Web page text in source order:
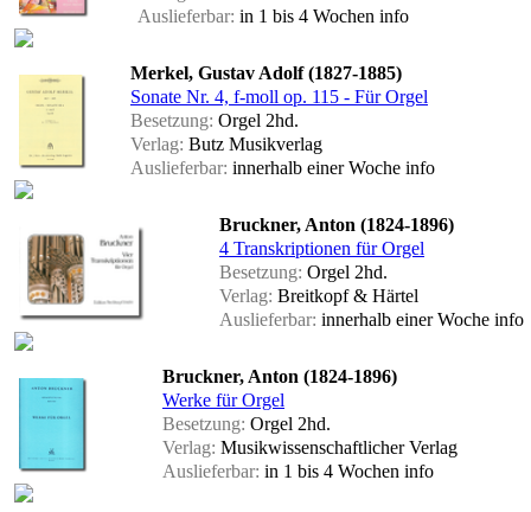
Auslieferbar: in 1 bis 4 Wochen info
Merkel, Gustav Adolf (1827-1885)
Sonate Nr. 4, f-moll op. 115 - Für Orgel
Besetzung: Orgel 2hd.
Verlag: Butz Musikverlag
Auslieferbar: innerhalb einer Woche info
Bruckner, Anton (1824-1896)
4 Transkriptionen für Orgel
Besetzung: Orgel 2hd.
Verlag: Breitkopf & Härtel
Auslieferbar: innerhalb einer Woche info
Bruckner, Anton (1824-1896)
Werke für Orgel
Besetzung: Orgel 2hd.
Verlag: Musikwissenschaftlicher Verlag
Auslieferbar: in 1 bis 4 Wochen info